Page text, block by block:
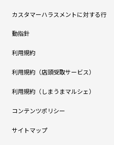
カスタマーハラスメントに対する行
動指針
利用規約
利用規約（店頭受取サービス）
利用規約（しまうまマルシェ）
コンテンツポリシー
サイトマップ